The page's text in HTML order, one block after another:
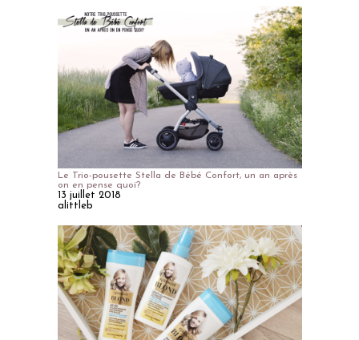
Le Trio-pousette Stella de Bébé Confort, un an après
on en pense quoi?
13 juillet 2018
alittleb